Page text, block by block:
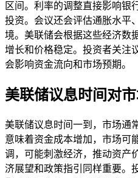
区间。利率的调整直接影响银
投资。会议还会评估通胀水平
境。美联储会根据这些经济数
增长和价格稳定。投资者关注
会影响资金流向和市场预期。
美联储议息时间对
美联储议息时间一到，市场通
意味着资金成本增加，市场可
调，可能刺激经济，推动资产
济展望和政策指引同样重要。